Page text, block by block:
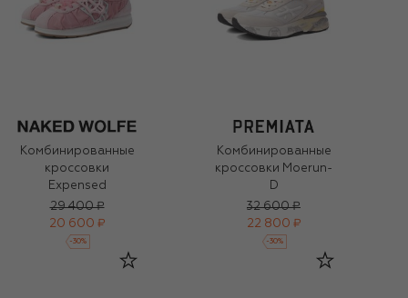
Комбинированные
кроссовки
Expensed
29 400 ₽
20 600 ₽
-30%
Комбинированные
кроссовки Moerun-
D
32 600 ₽
22 800 ₽
-30%